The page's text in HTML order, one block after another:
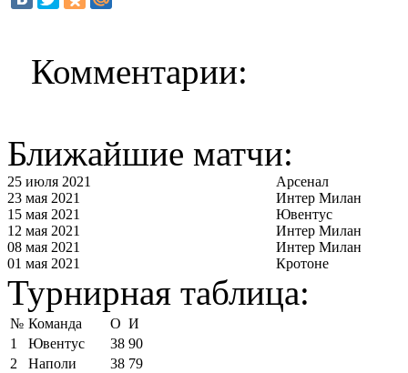
Комментарии:
Ближайшие матчи:
25 июля 2021
Арсенал
23 мая 2021
Интер Милан
15 мая 2021
Ювентус
12 мая 2021
Интер Милан
08 мая 2021
Интер Милан
01 мая 2021
Кротоне
Турнирная таблица:
№ Команда О И
1
Ювентус 38 90
2
Наполи 38 79